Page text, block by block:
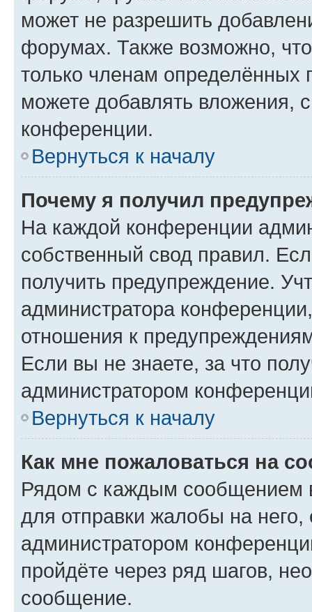
может не разрешить
форумах. Также возможно,
только членам определённых
можете добавлять вложения,
конференции.
Вернуться к началу
Почему я получил
На каждой конференции
собственный свод правил.
получить предупреждение.
администратора
отношения к
Если вы не знаете, за что
администратором
Вернуться к началу
Как мне пожаловаться на
Рядом с каждым сообщением
для отправки жалобы на
администратором
пройдёте через ряд шагов,
сообщение.